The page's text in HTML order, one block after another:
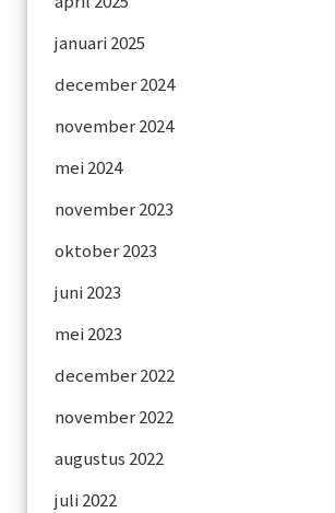
januari 2025
december 2024
november 2024
mei 2024
november 2023
oktober 2023
juni 2023
mei 2023
december 2022
november 2022
augustus 2022
juli 2022